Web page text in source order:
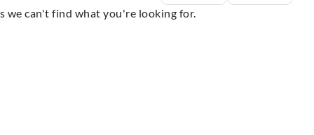
we can't find what you're looking for.